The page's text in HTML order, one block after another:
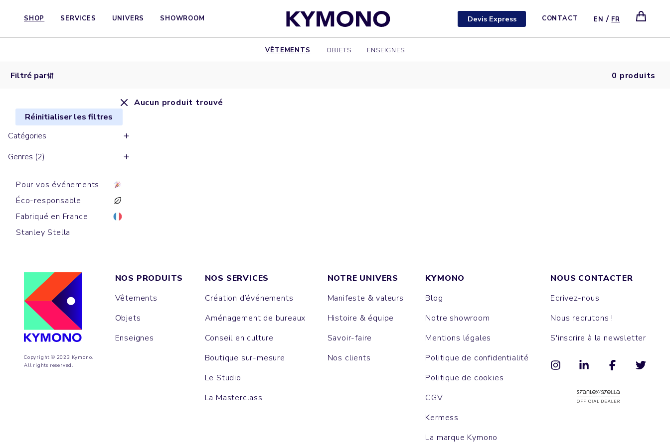
SHOP SERVICES UNIVERS SHOWROOM Devis Express CONTACT EN / FR
VÊTEMENTS OBJETS ENSEIGNES
Filtré par 0 produits
Réinitialiser les filtres
Catégories
Genres (2)
Pour vos événements
Éco-responsable
Fabriqué en France
Stanley Stella
Aucun produit trouvé
Copyright © 2023 Kymono.
All rights reserved.
NOS PRODUITS
Vêtements
Objets
Enseignes
NOS SERVICES
Création d’événements
Aménagement de bureaux
Conseil en culture
Boutique sur-mesure
Le Studio
La Masterclass
NOTRE UNIVERS
Manifeste & valeurs
Histoire & équipe
Savoir-faire
Nos clients
KYMONO
Blog
Notre showroom
Mentions légales
Politique de confidentialité
Politique de cookies
CGV
Kermess
La marque Kymono
NOUS CONTACTER
Ecrivez-nous
Nous recrutons !
S'inscrire à la newsletter